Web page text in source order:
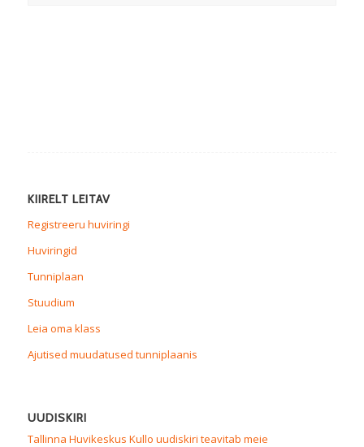
KIIRELT LEITAV
Registreeru huviringi
Huviringid
Tunniplaan
Stuudium
Leia oma klass
Ajutised muudatused tunniplaanis
UUDISKIRI
Tallinna Huvikeskus Kullo uudiskiri teavitab meie